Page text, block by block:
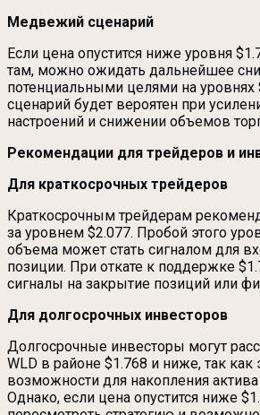
Медвежий сценарий
Если цена опустится ниже уровня
там, можно ожидать дальнейшее
потенциальными целями на уровнях
сценарий будет вероятен при
настроений и снижении объемов
Рекомендации для трейдеров и
Для краткосрочных трейдеров
Краткосрочным трейдерам
за уровнем $2.077. Пробой этого
объема может стать сигналом для
позиции. При откате к поддержке
сигналы на закрытие позиций или
Для долгосрочных инвесторов
Долгосрочные инвесторы могут
WLD в районе $1.768 и ниже, так как
возможности для накопления
Однако, если цена опустится ниже